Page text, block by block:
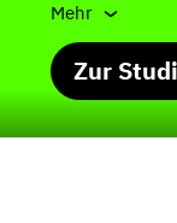
Mehr
Zur